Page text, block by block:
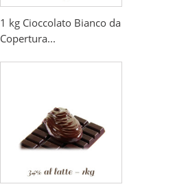
1 kg Cioccolato Bianco da
Copertura...